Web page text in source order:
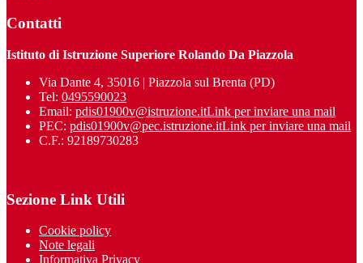
Contatti
Istituto di Istruzione Superiore Rolando Da Piazzola
Via Dante 4, 35016 | Piazzola sul Brenta (PD)
Tel: 0495590023
Email: pdis01900v@istruzione.itLink per inviare una mail
PEC: pdis01900v@pec.istruzione.itLink per inviare una mail
C.F.: 92189730283
Sezione Link Utili
Cookie policy
Note legali
Informativa Privacy